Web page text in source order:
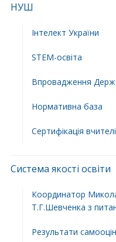
НУШ
Інтелект України
STEM-освіта
Впровадження
Нормативна база
Сертифікація
Система якості освіти
Координатор
Т.Г.Шевченка з
Результати